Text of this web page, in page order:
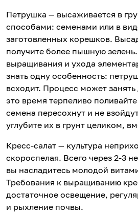
Петрушка — высаживается в
способами: семенами или в
заготовленных корешков.
получите более пышную
выращивания и ухода
знать одну особенность:
всходит. Процесс может
это время терпеливо
семена пересохнут и не
углубите их в грунт целиком,
Кресс-салат — культура
скороспелая. Всего через 2-3
вы насладитесь молодой
Требования к выращиванию
достаточное освещение,
и рыхление почвы.